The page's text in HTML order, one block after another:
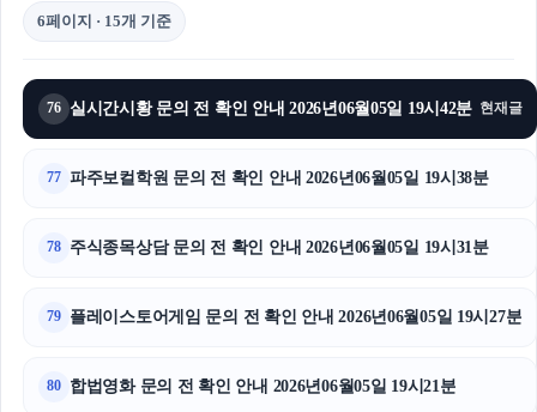
부산흥신소
트립닷컴할인코드
6페이지 · 15개 기준
76 실시간시황 문의 전 확인 안내 2026년06월05일 19시42분 현재글
77 파주보컬학원 문의 전 확인 안내 2026년06월05일 19시38분
78 주식종목상담 문의 전 확인 안내 2026년06월05일 19시31분
79 플레이스토어게임 문의 전 확인 안내 2026년06월05일 19시27분
80 합법영화 문의 전 확인 안내 2026년06월05일 19시21분